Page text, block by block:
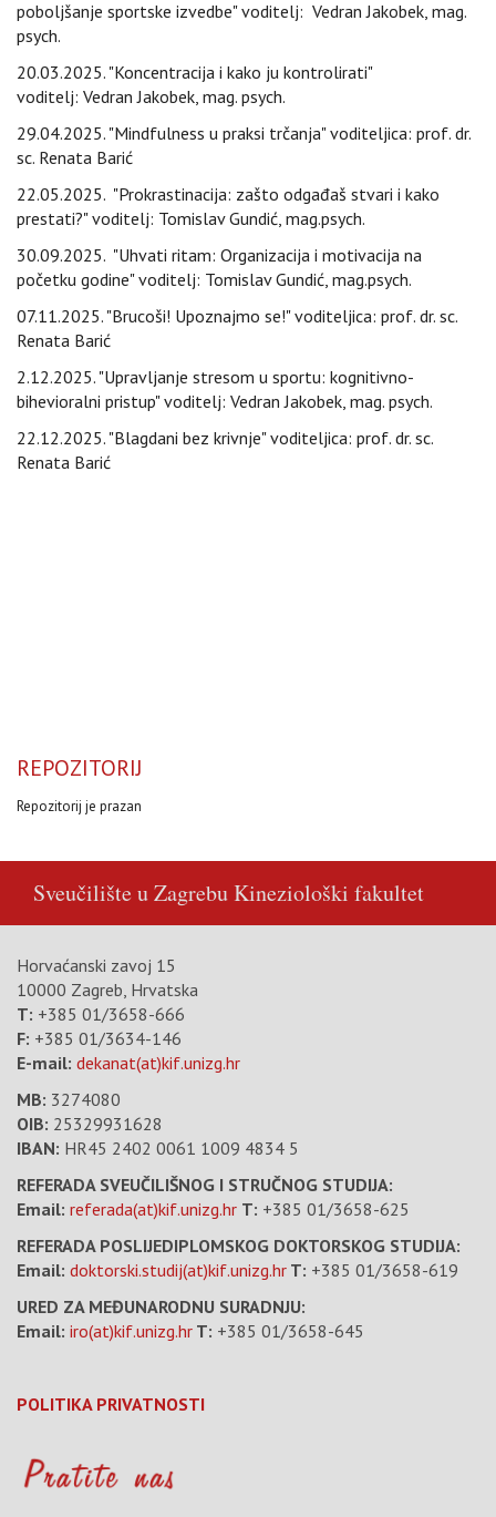
poboljšanje sportske izvedbe" voditelj: Vedran Jakobek, mag.
psych.
20.03.2025. "Koncentracija i kako ju kontrolirati"
voditelj: Vedran Jakobek, mag. psych.
29.04.2025. "Mindfulness u praksi trčanja" voditeljica: prof. dr.
sc. Renata Barić
22.05.2025. "Prokrastinacija: zašto odgađaš stvari i kako
prestati?" voditelj: Tomislav Gundić, mag.psych.
30.09.2025. "Uhvati ritam: Organizacija i motivacija na
početku godine" voditelj: Tomislav Gundić, mag.psych.
07.11.2025. "Brucoši! Upoznajmo se!" voditeljica: prof. dr. sc.
Renata Barić
2.12.2025. "Upravljanje stresom u sportu: kognitivno-
bihevioralni pristup" voditelj: Vedran Jakobek, mag. psych.
22.12.2025. "Blagdani bez krivnje" voditeljica: prof. dr. sc.
Renata Barić
REPOZITORIJ
Repozitorij je prazan
Sveučilište u ZagrebuKineziološki fakultet
Horvaćanski zavoj 15
10000 Zagreb, Hrvatska
T: +385 01/3658-666
F: +385 01/3634-146
E-mail: dekanat(at)kif.unizg.hr
MB: 3274080
OIB: 25329931628
IBAN: HR45 2402 0061 1009 4834 5
REFERADA SVEUČILIŠNOG I STRUČNOG STUDIJA:
Email: referada(at)kif.unizg.hr T: +385 01/3658-625
REFERADA POSLIJEDIPLOMSKOG DOKTORSKOG STUDIJA:
Email: doktorski.studij(at)kif.unizg.hr T: +385 01/3658-619
URED ZA MEĐUNARODNU SURADNJU:
Email: iro(at)kif.unizg.hr T: +385 01/3658-645
POLITIKA PRIVATNOSTI